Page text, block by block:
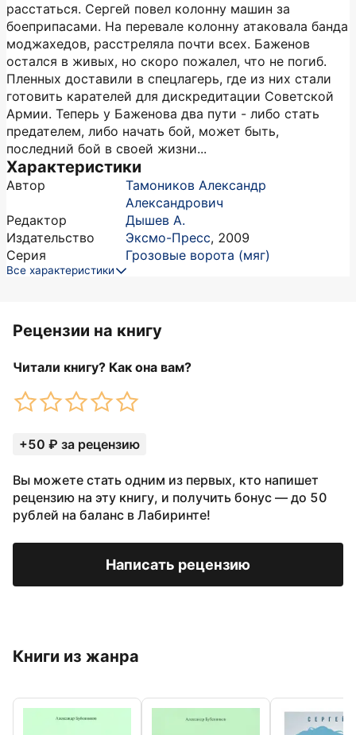
расстаться. Сергей повел колонну машин за
боеприпасами. На перевале колонну атаковала банда
моджахедов, расстреляла почти всех. Баженов
остался в живых, но скоро пожалел, что не погиб.
Пленных доставили в спецлагерь, где из них стали
готовить карателей для дискредитации Советской
Армии. Теперь у Баженова два пути - либо стать
предателем, либо начать бой, может быть,
последний бой в своей жизни...
Характеристики
Автор
Тамоников Александр
Александрович
Редактор
Дышев А.
Издательство
Эксмо-Пресс, 2009
Серия
Грозовые ворота (мяг)
Все характеристики
Рецензии на книгу
Читали книгу? Как она вам?
+50 ₽ за рецензию
Вы можете стать одним из первых, кто напишет
рецензию на эту книгу, и получить бонус — до 50
рублей на баланс в Лабиринте!
Написать рецензию
Книги из жанра